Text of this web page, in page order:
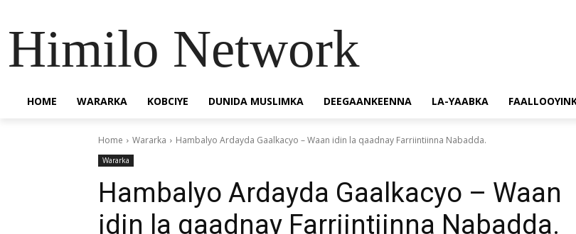
Himilo Network
HOME WARARKA KOBCIYE DUNIDA MUSLIMKA DEEGAANKEENNA LA-YAABKA
Home Wararka Hambalyo Ardayda Gaalkacyo – Waan idin la qaadnay Farriintiinna Nabadda.
Wararka
Hambalyo Ardayda Gaalkacyo – Waan
idin la qaadnay Farriintiinna Nabadda.